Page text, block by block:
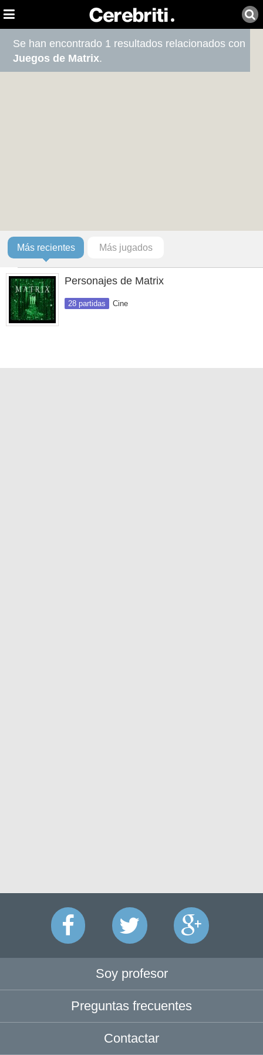
Se han encontrado 1 resultados relacionados con
Juegos de Matrix.
Más recientes Más jugados
Personajes de Matrix
28 partidas Cine
Soy profesor
Preguntas frecuentes
Contactar